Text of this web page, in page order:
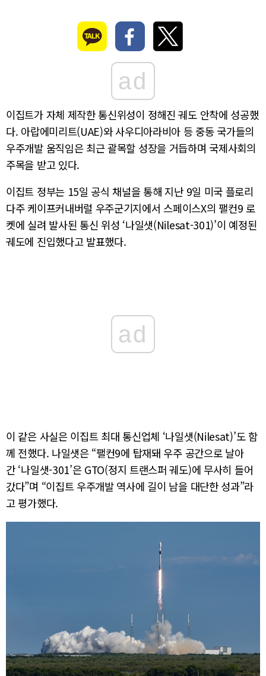
ad
이집트가 자체 제작한 통신위성이 정해진 궤도 안착에 성공했
다. 아랍에미리트(UAE)와 사우디아라비아 등 중동 국가들의
우주개발 움직임은 최근 괄목할 성장을 거듭하며 국제사회의
주목을 받고 있다.
이집트 정부는 15일 공식 채널을 통해 지난 9일 미국 플로리
다주 케이프커내버럴 우주군기지에서 스페이스X의 팰컨9 로
켓에 실려 발사된 통신 위성 ‘나일샛(Nilesat-301)’이 예정된
궤도에 진입했다고 발표했다.
ad
이 같은 사실은 이집트 최대 통신업체 ‘나일샛(Nilesat)’도 함
께 전했다. 나일샛은 “팰컨9에 탑재돼 우주 공간으로 날아
간 ‘나일샛-301’은 GTO(정지 트랜스퍼 궤도)에 무사히 들어
갔다”며 “이집트 우주개발 역사에 길이 남을 대단한 성과”라
고 평가했다.